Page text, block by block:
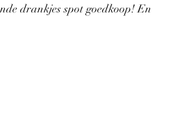
drankjes spot goedkoop! En